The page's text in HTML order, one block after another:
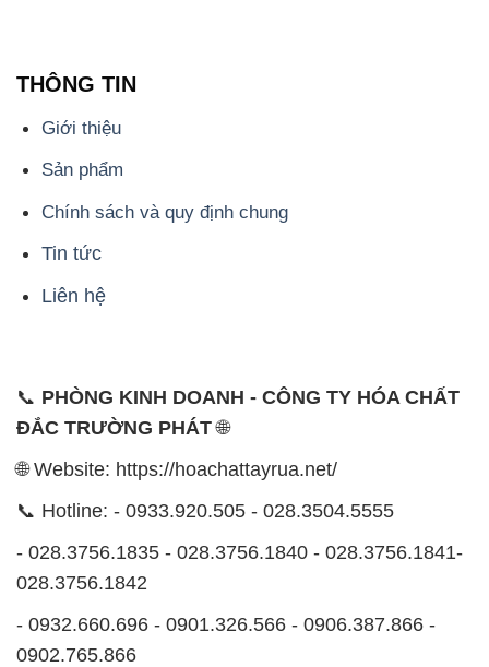
THÔNG TIN
Giới thiệu
Sản phẩm
Chính sách và quy định chung
Tin tức
Liên hệ
📞 PHÒNG KINH DOANH - CÔNG TY HÓA CHẤT
ĐẮC TRƯỜNG PHÁT🌐
🌐 Website: https://hoachattayrua.net/
📞 Hotline: - 0933.920.505 - 028.3504.5555
- 028.3756.1835 - 028.3756.1840 - 028.3756.1841-
028.3756.1842
- 0932.660.696 - 0901.326.566 - 0906.387.866 -
0902.765.866